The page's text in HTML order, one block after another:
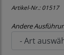
Artikel-Nr.:01517
Andere